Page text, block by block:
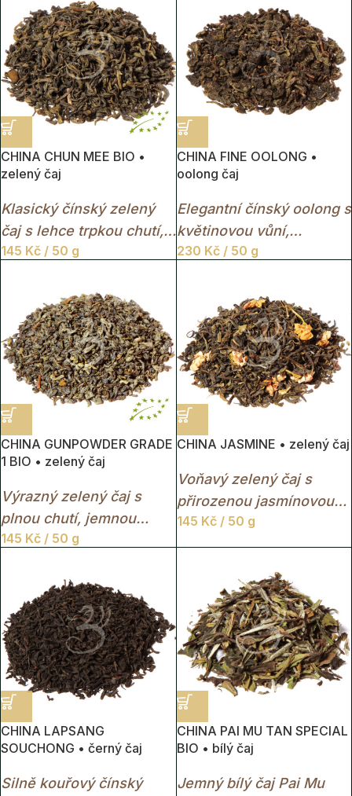
světle zelenými lístky.
CHINA CHUN MEE BIO •
zelený čaj
Klasický čínský zelený
čaj s lehce trpkou chutí,
jemnou sladkostí a
charakterem.
145 Kč / 50 g
CHINA FINE OOLONG •
oolong čaj
Elegantní čínský oolong s
květinovou vůní,
zlatavým nálevem a
Polofermentovaný čaj,
který spojuje svěžest
zeleného čaje s
hloubkou čajů černých.
230 Kč/ 50 g
CHINA GUNPOWDER GRADE
1 BIO • zelený čaj
Výrazný zelený čaj s
plnou chutí, jemnou
kouřovou stopou a
145 Kč / 50 g
CHINA JASMINE • zelený čaj
Voňavý zelený čaj s
přirozenou jasmínovou
vůní a jemně květinovou
chutí.
145 Kč/ 50 g
CHINA LAPSANG
SOUCHONG • černý čaj
Silně kouřový čínský
CHINA PAI MU TAN SPECIAL
BIO • bílý čaj
Jemný bílý čaj Pai Mu